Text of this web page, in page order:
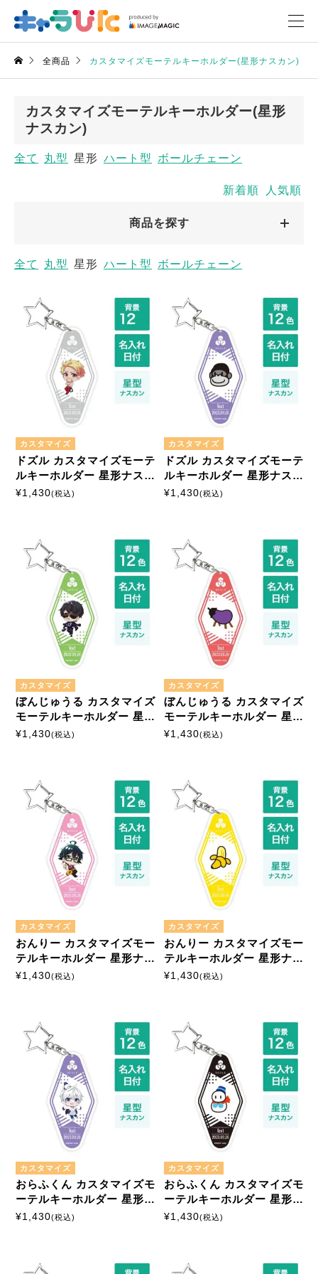
全商品 カスタマイズモーテルキーホルダー(星形ナスカン)
カスタマイズモーテルキーホルダー(星形
ナスカン)
全て 丸型 星形 ハート型 ボールチェーン
新着順 人気順
商品を探す
キャラクターから探す
キャラクターから探す
商品絞込 絞込解除
アイロンプリントシート
ミニサイズ はがきサイズ
A5サイズ A4サイズ
マルチプリントシート
はがきサイズ
カスタマイズ
モーテルキーホルダー
全て 丸型 星形 ハート型 ボールチェーン
カスタマイズ
ドズル カスタマイズモーテ
ルキーホルダー 星形ナスカ
ン
¥1,430(税込)
カスタマイズ
ドズル カスタマイズモーテ
ルキーホルダー 星形ナスカ
ン
¥1,430(税込)
カスタマイズ
ぼんじゅうる カスタマイズ
モーテルキーホルダー 星形
ナスカン
¥1,430(税込)
カスタマイズ
ぼんじゅうる カスタマイズ
モーテルキーホルダー 星形
ナスカン
¥1,430(税込)
カスタマイズ
おんりー カスタマイズモー
テルキーホルダー 星形ナス
カン
¥1,430(税込)
カスタマイズ
おんりー カスタマイズモー
テルキーホルダー 星形ナス
カン
¥1,430(税込)
カスタマイズ
おらふくん カスタマイズモ
ーテルキーホルダー 星形ナ
スカン
¥1,430(税込)
カスタマイズ
おらふくん カスタマイズモ
ーテルキーホルダー 星形ナ
スカン
¥1,430(税込)